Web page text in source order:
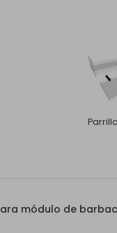
módulo de